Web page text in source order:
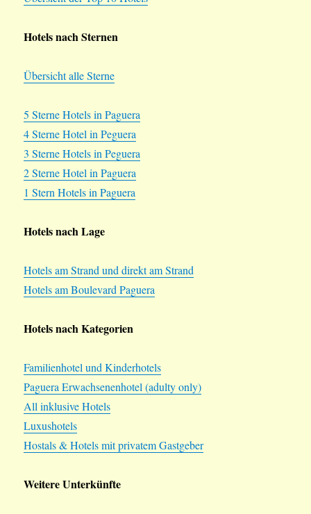
Hotels nach Sternen
Übersicht alle Sterne
5 Sterne Hotels in Paguera
4 Sterne Hotel in Peguera
3 Sterne Hotels in Peguera
2 Sterne Hotel in Paguera
1 Stern Hotels in Paguera
Hotels nach Lage
Hotels am Strand und direkt am Strand
Hotels am Boulevard Paguera
Hotels nach Kategorien
Familienhotel und Kinderhotels
Paguera Erwachsenenhotel (adulty only)
All inklusive Hotels
Luxushotels
Hostals & Hotels mit privatem Gastgeber
Weitere Unterkünfte